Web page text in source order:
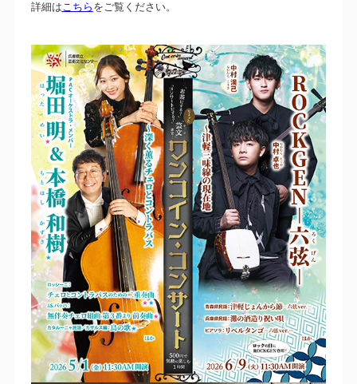
詳細はこちら をご覧ください。